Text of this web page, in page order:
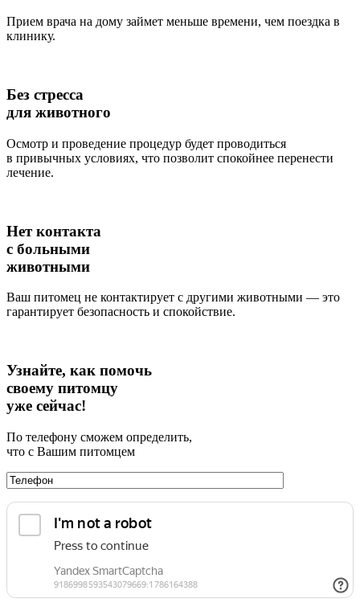
Прием врача на дому займет меньше времени, чем поездка в
клинику.
Без стресса
для животного
Осмотр и проведение процедур будет проводиться
в привычных условиях, что позволит спокойнее перенести
лечение.
Нет контакта
с больными
животными
Ваш питомец не контактирует с другими животными — это
гарантирует безопасность и спокойствие.
Узнайте, как помочь
своему питомцу
уже сейчас!
По телефону сможем определить,
что с Вашим питомцем